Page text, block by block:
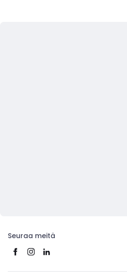
Seuraa meitä